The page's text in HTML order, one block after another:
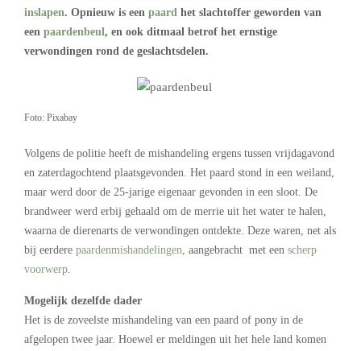
inslapen. Opnieuw is een paard het slachtoffer geworden van
een paardenbeul, en ook ditmaal betrof het ernstige
verwondingen rond de geslachtsdelen.
Foto: Pixabay
Volgens de politie heeft de mishandeling ergens tussen vrijdagavond
en zaterdagochtend plaatsgevonden. Het paard stond in een weiland,
maar werd door de 25-jarige eigenaar gevonden in een sloot. De
brandweer werd erbij gehaald om de merrie uit het water te halen,
waarna de dierenarts de verwondingen ontdekte. Deze waren, net als
bij eerdere paardenmishandelingen , aangebracht met een scherp
voorwerp
Mogelijk dezelfde dader
Het is de zoveelste mishandeling van een paard of pony in de
afgelopen twee jaar. Hoewel er meldingen uit het hele land komen